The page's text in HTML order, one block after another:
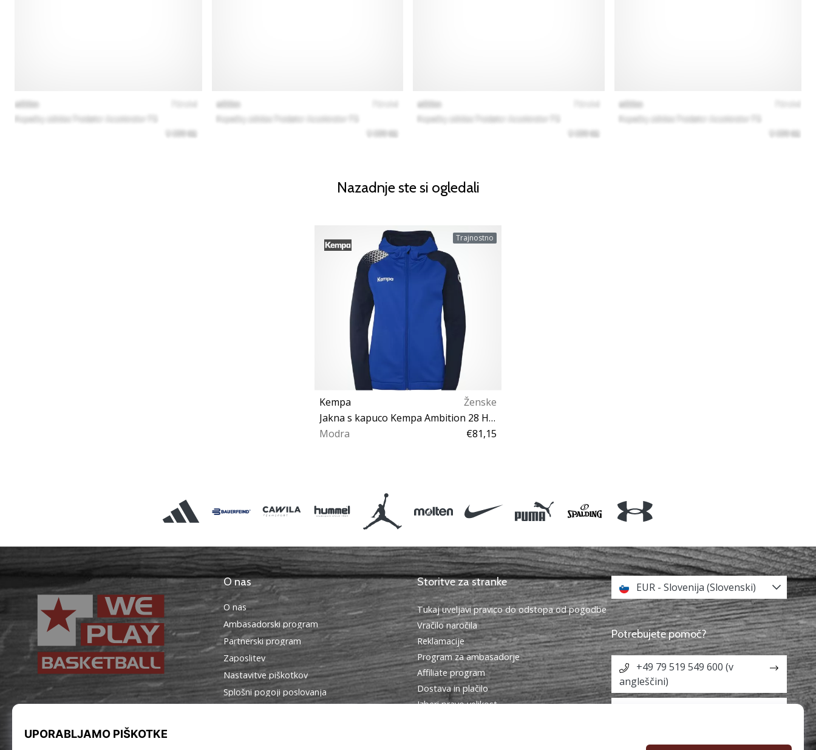
Nazadnje ste si ogledali
Trajnostno
Kempa
Ženske
Jakna s kapuco Kempa Ambition 28 Hooded Jacket Women
Modra
€81,15
WePlayBasketball.si
O nas
O nas
Ambasadorski program
Partnerski program
Zaposlitev
Nastavitve piškotkov
Splošni pogoji poslovanja
Storitve za stranke
Tukaj uveljavi pravico do odstopa od pogodbe
Vračilo naročila
Reklamacije
Program za ambasadorje
Affiliate program
Dostava in plačilo
Izberi pravo velikost
EUR - Slovenija (Slovenski)
Potrebujete pomoč?
+49 79 519 549 600 (v
angleščini)